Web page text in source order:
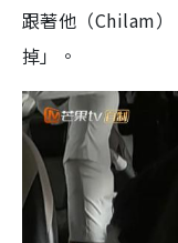
跟著他（Chilam
掉」。